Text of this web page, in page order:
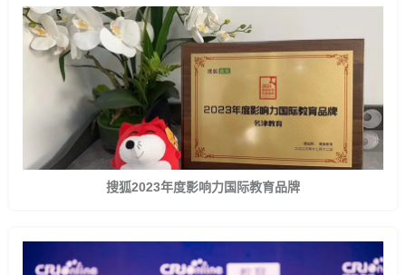
搜狐2023年度影响力国际教育品牌